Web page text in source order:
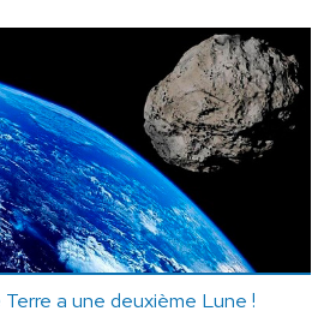
a une deuxième Lune !